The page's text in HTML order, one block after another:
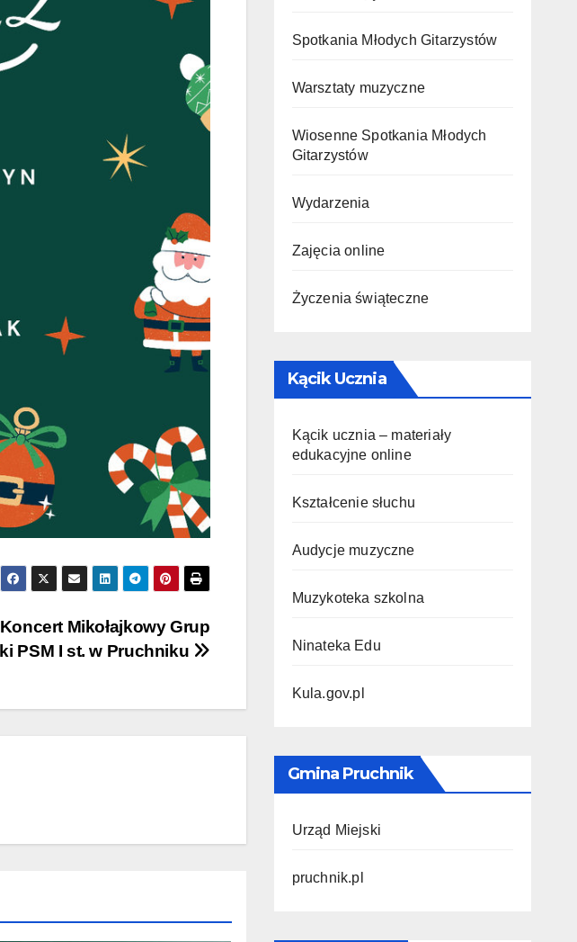
Mikołajkowy Grup
PSM I st. w Pruchniku
Spotkania Młodych Gitarzystów
Warsztaty muzyczne
Wiosenne Spotkania Młodych
Gitarzystów
Wydarzenia
Zajęcia online
Życzenia świąteczne
Kącik Ucznia
Kącik ucznia – materiały
edukacyjne online
Kształcenie słuchu
Audycje muzyczne
Muzykoteka szkolna
Ninateka Edu
Kula.gov.pl
Gmina Pruchnik
Urząd Miejski
pruchnik.pl